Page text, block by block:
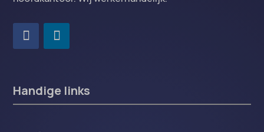
Handige links